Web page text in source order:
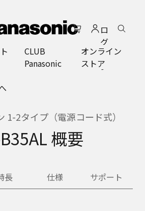
ロ
グ
イ
ン
CLUB
Panasonic
オンライン
ストア
1-2タイプ（電源コード式）
概要
長 仕様 サポート